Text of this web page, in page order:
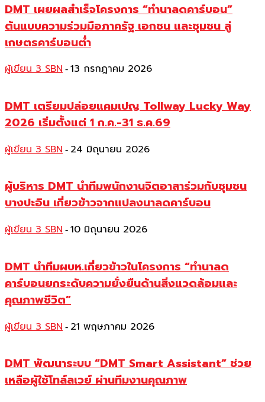
DMT เผยผลสำเร็จโครงการ “ทำนาลดคาร์บอน”
ต้นแบบความร่วมมือภาครัฐ เอกชน และชุมชน สู่
เกษตรคาร์บอนต่ำ
ผู้เขียน 3 SBN - 13 กรกฎาคม 2026
DMT เตรียมปล่อยแคมเปญ Tollway Lucky Way
2026 เริ่มตั้งแต่ 1 ก.ค.-31 ธ.ค.69
ผู้เขียน 3 SBN - 24 มิถุนายน 2026
ผู้บริหาร DMT นำทีมพนักงานจิตอาสาร่วมกับชุมชน
บางปะอิน เกี่ยวข้าวจากแปลงนาลดคาร์บอน
ผู้เขียน 3 SBN - 10 มิถุนายน 2026
DMT นำทีมผบห.เกี่ยวข้าวในโครงการ “ทำนาลด
คาร์บอนยกระดับความยั่งยืนด้านสิ่งแวดล้อมและ
คุณภาพชีวิต”
ผู้เขียน 3 SBN - 21 พฤษภาคม 2026
DMT พัฒนาระบบ “DMT Smart Assistant” ช่วย
เหลือผู้ใช้โทล์ลเวย์ ผ่านทีมงานคุณภาพ